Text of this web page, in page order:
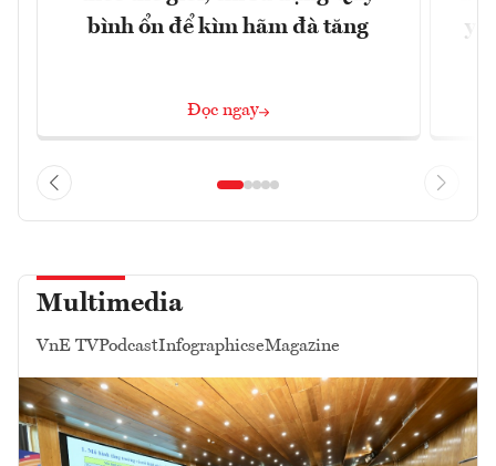
bình ổn để kìm hãm đà tăng
Đọc ngay
Multimedia
VnE TVPodcastInfographicseMagazine